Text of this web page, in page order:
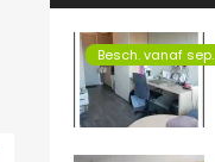
Besch. vanaf sep.